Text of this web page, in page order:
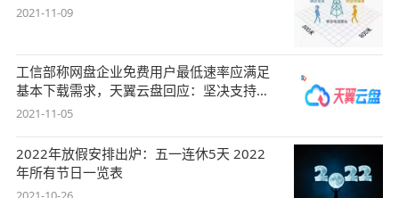
2021-11-09
工信部称网盘企业免费用户最低速率应满足
基本下载需求，天翼云盘回应：坚决支持，
始终
2021-11-05
2022年放假安排出炉：五一连休5天 2022
年所有节日一览表